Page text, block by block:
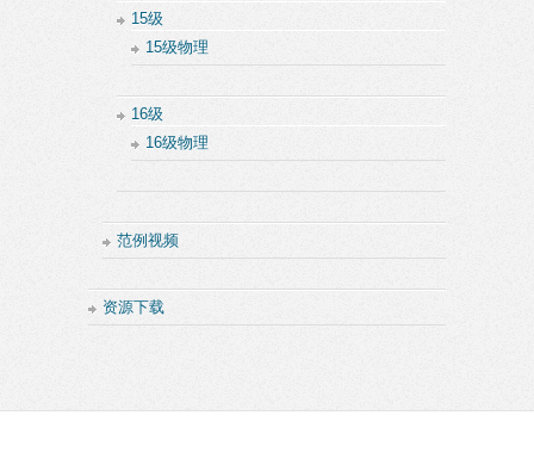
15级
15级物理
16级
16级物理
范例视频
资源下载